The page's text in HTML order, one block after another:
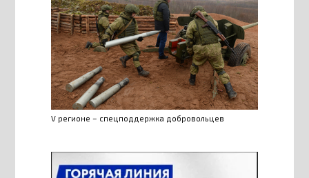
V регионе – спецподдержка добровольцев